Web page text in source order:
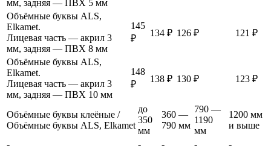
мм, задняя — ПВХ 5 мм
Объёмные буквы ALS,
Elkamet.
Лицевая часть — акрил 3
мм, задняя — ПВХ 8 мм
145
₽
134 ₽ 126 ₽ 121 ₽
Объёмные буквы ALS,
Elkamet.
Лицевая часть — акрил 3
мм, задняя — ПВХ 10 мм
148
₽
138 ₽ 130 ₽ 123 ₽
Объёмные буквы клеёные /
Объёмные буквы ALS, Elkamet
до
350
мм
360 —
790 мм
790 —
1190
мм
1200 мм
и выше
-
- - - -